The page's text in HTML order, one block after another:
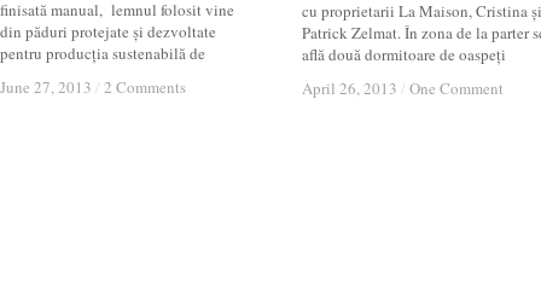
finisată manual, lemnul folosit vine
din păduri protejate și dezvoltate
pentru producția sustenabilă de
June 27, 2013 / 2 Comments
June 27, 2013 / 2 Comments
cu proprietarii La Maison, Cristina și
Patrick Zelmat. În zona de la parter
află două dormitoare de oaspeți
April 26, 2013 / One Comment
April 26, 2013 / One Comment